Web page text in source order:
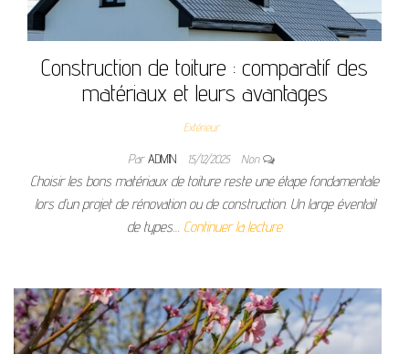
Construction de toiture : comparatif des
matériaux et leurs avantages
Extérieur
ParADMIN 15/12/2025 Non
Choisir les bons matériaux de toiture reste une étape fondamentale
lors d’un projet de rénovation ou de construction. Un large éventail
de types… Continuer la lecture